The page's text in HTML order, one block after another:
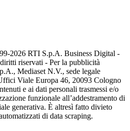
2026 RTI S.p.A. Business Digital -
riservati - Per la pubblicità
Mediaset N.V., sede legale
Viale Europa 46, 20093 Cologno
e ai dati personali trasmessi e/o
funzionale all’addestramento di
generativa. È altresì fatto divieto
di data scraping.